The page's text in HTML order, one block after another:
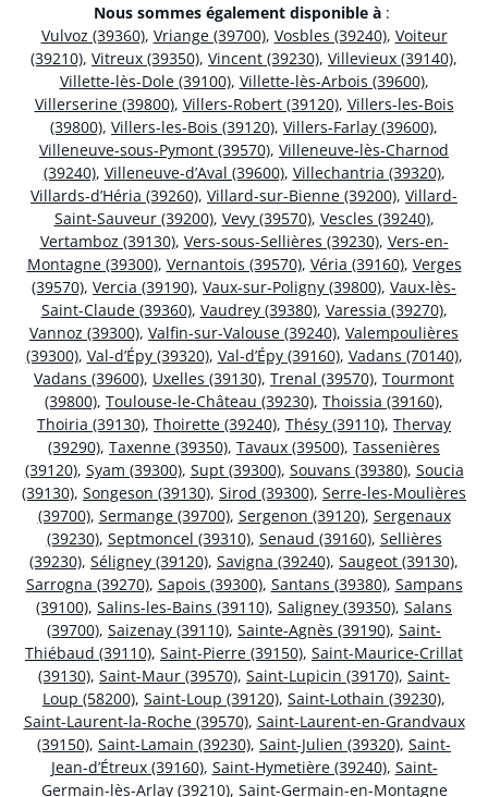
Nous sommes également disponible à :
Vulvoz (39360), Vriange (39700), Vosbles (39240), Voiteur
(39210), Vitreux (39350), Vincent (39230), Villevieux (39140),
Villette-lès-Dole (39100), Villette-lès-Arbois (39600),
Villerserine (39800), Villers-Robert (39120), Villers-les-Bois
(39800), Villers-les-Bois (39120), Villers-Farlay (39600),
Villeneuve-sous-Pymont (39570), Villeneuve-lès-Charnod
(39240), Villeneuve-d’Aval (39600), Villechantria (39320),
Villards-d’Héria (39260), Villard-sur-Bienne (39200), Villard-
Saint-Sauveur (39200), Vevy (39570), Vescles (39240),
Vertamboz (39130), Vers-sous-Sellières (39230), Vers-en-
Montagne (39300), Vernantois (39570), Véria (39160), Verges
(39570), Vercia (39190), Vaux-sur-Poligny (39800), Vaux-lès-
Saint-Claude (39360), Vaudrey (39380), Varessia (39270),
Vannoz (39300), Valfin-sur-Valouse (39240), Valempoulières
(39300), Val-d’Épy (39320), Val-d’Épy (39160), Vadans (70140),
Vadans (39600), Uxelles (39130), Trenal (39570), Tourmont
(39800), Toulouse-le-Château (39230), Thoissia (39160),
Thoiria (39130), Thoirette (39240), Thésy (39110), Thervay
(39290), Taxenne (39350), Tavaux (39500), Tassenières
(39120), Syam (39300), Supt (39300), Souvans (39380), Soucia
(39130), Songeson (39130), Sirod (39300), Serre-les-Moulières
(39700), Sermange (39700), Sergenon (39120), Sergenaux
(39230), Septmoncel (39310), Senaud (39160), Sellières
(39230), Séligney (39120), Savigna (39240), Saugeot (39130),
Sarrogna (39270), Sapois (39300), Santans (39380), Sampans
(39100), Salins-les-Bains (39110), Saligney (39350), Salans
(39700), Saizenay (39110), Sainte-Agnès (39190), Saint-
Thiébaud (39110), Saint-Pierre (39150), Saint-Maurice-Crillat
(39130), Saint-Maur (39570), Saint-Lupicin (39170), Saint-
Loup (58200), Saint-Loup (39120), Saint-Lothain (39230),
Saint-Laurent-la-Roche (39570), Saint-Laurent-en-Grandvaux
(39150), Saint-Lamain (39230), Saint-Julien (39320), Saint-
Jean-d’Étreux (39160), Saint-Hymetière (39240), Saint-
Germain-lès-Arlay (39210), Saint-Germain-en-Montagne